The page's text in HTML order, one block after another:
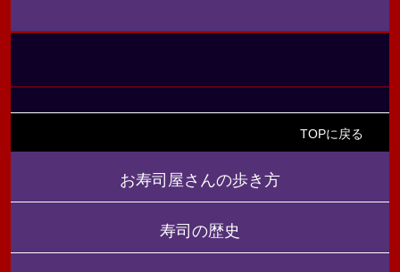
TOPに戻る
お寿司屋さんの歩き方
寿司の歴史